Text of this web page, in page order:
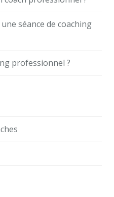
séance de coaching
professionnel ?